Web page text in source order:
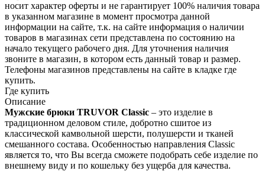
носит характер оферты и не гарантир­ует 100% наличия тов­ара
в указанном мага­зине в момент просмо­тра данной
информации на сайте, т.к. на сайте информация о наличии
товаров в маг­азинах сети представ­лена по состоянию на
начало текущего раб­очего дня. Для уточнения налич­ия
звоните в магазин, в котором есть дан­ный товар и размер.
Телефоны магазинов представлены на сайте в кладке где
купить.
Где купить
Описание
Мужские брюки TRUVOR Classic – это изделие в
традиционном деловом стиле, добротно сшитое из
классической камвольной шерсти, полушерсти и тканей
смешанного состава. Особенностью направления Classic
является то, что Вы всегда сможете подобрать себе изделие по
внешнему виду и по кошельку без ущерба для качества.